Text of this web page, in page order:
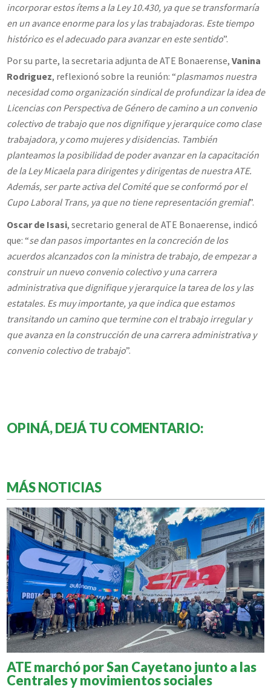
incorporar estos ítems a la Ley 10.430, ya que se transformaría
en un avance enorme para los y las trabajadoras. Este tiempo
histórico es el adecuado para avanzar en este sentido”.
Por su parte, la secretaria adjunta de ATE Bonaerense, Vanina
Rodriguez, reflexionó sobre la reunión: “plasmamos nuestra
necesidad como organización sindical de profundizar la idea de
Licencias con Perspectiva de Género de camino a un convenio
colectivo de trabajo que nos dignifique y jerarquice como clase
trabajadora, y como mujeres y disidencias. También
planteamos la posibilidad de poder avanzar en la capacitación
de la Ley Micaela para dirigentes y dirigentas de nuestra ATE.
Además, ser parte activa del Comité que se conformó por el
Cupo Laboral Trans, ya que no tiene representación gremial”.
Oscar de Isasi, secretario general de ATE Bonaerense, indicó
que: “se dan pasos importantes en la concreción de los
acuerdos alcanzados con la ministra de trabajo, de empezar a
construir un nuevo convenio colectivo y una carrera
administrativa que dignifique y jerarquice la tarea de los y las
estatales. Es muy importante, ya que indica que estamos
transitando un camino que termine con el trabajo irregular y
que avanza en la construcción de una carrera administrativa y
convenio colectivo de trabajo”.
OPINÁ, DEJÁ TU COMENTARIO:
MÁS NOTICIAS
ATE marchó por San Cayetano junto a las
Centrales y movimientos sociales